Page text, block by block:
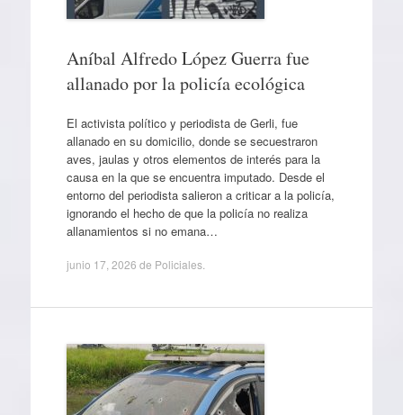
Aníbal Alfredo López Guerra fue
allanado por la policía ecológica
El activista político y periodista de Gerli, fue
allanado en su domicilio, donde se secuestraron
aves, jaulas y otros elementos de interés para la
causa en la que se encuentra imputado. Desde el
entorno del periodista salieron a criticar a la policía,
ignorando el hecho de que la policía no realiza
allanamientos si no emana…
junio 17, 2026 de Policiales.